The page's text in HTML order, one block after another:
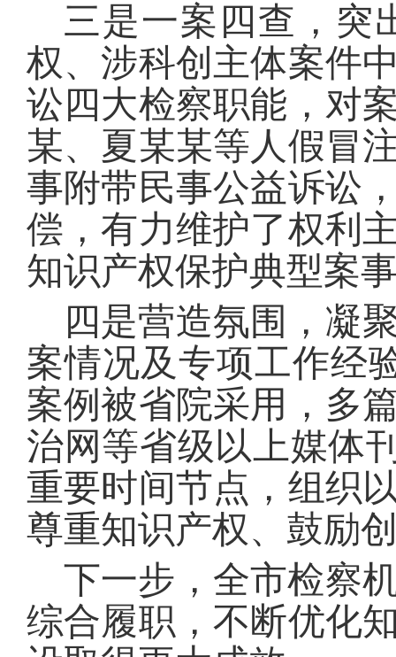
三是一案四查，突
权、涉科创主体案件
讼四大检察职能，对
某、夏某某等人假冒
事附带民事公益诉讼
偿，有力维护了权利
知识产权保护典型案
四是营造氛围，凝
案情况及专项工作经
案例被省院采用，多
治网等省级以上媒体
重要时间节点，组织
尊重知识产权、鼓励
下一步，全市检察
综合履职，不断优化